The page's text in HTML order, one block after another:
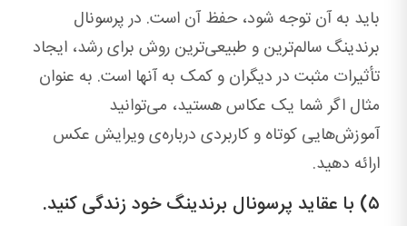
باید به آن توجه شود، حفظ آن است. در پرسونال
برندینگ سالم‌ترین و طبیعی‌ترین روش برای رشد، ایجاد
تأثیرات مثبت در دیگران و کمک به آنها است. به عنوان
مثال اگر شما یک عکاس هستید، می‌توانید
آموزش‌هایی کوتاه و کاربردی درباره‌ی ویرایش عکس
ارائه دهید.
۵) با عقاید پرسونال برندینگ خود زندگی کنید.